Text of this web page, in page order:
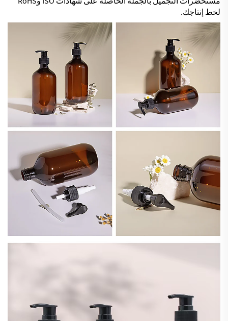
لخط إنتاجك.